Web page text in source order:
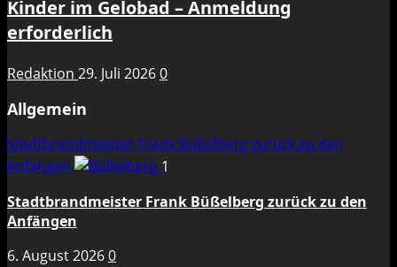
Kinder im Gelobad – Anmeldung
erforderlich
Redaktion 29. Juli 20260
Allgemein
Stadtbrandmeister Frank Büßelberg zurück zu den
Anfängen
1
Stadtbrandmeister Frank Büßelberg zurück zu den
Anfängen
6. August 20260